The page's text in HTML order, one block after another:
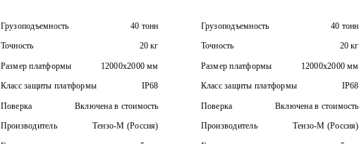
Грузоподъемность 40 тонн
Точность 20 кг
Размер платформы 12000х2000 мм
Класс защиты платформы IP68
Поверка Включена в стоимость
Производитель Тензо-М (Россия)
Грузоподъемность 40 тонн
Точность 20 кг
Размер платформы 12000х2000 мм
Класс защиты платформы IP68
Поверка Включена в стоимость
Производитель Тензо-М (Россия)